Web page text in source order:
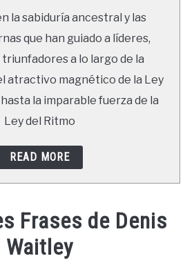
la sabiduría ancestral y las
que han guiado a líderes,
a lo largo de la
atractivo magnético de la Ley
la imparable fuerza de la
Ley del Ritmo
READ MORE
Frases de Denis
Waitley